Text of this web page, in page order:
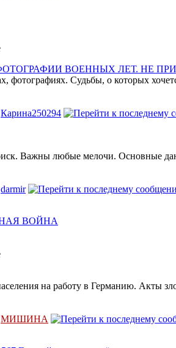
ВОЕННЫХ ЛЕТ. НЕ
фотографиях. Судьбы, о которых
Карина250294
Важны любые мелочи. Основные
darmir
ВОЙНА
на работу в Германию. Акты
МИШИНА